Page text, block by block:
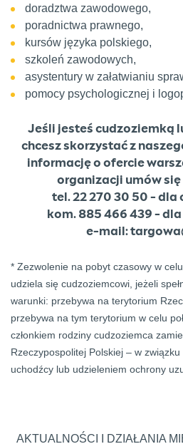
doradztwa zawodowego,
poradnictwa prawnego,
kursów języka polskiego,
szkoleń zawodowych,
asystentury w załatwianiu
pomocy psychologicznej i
Jeśli jesteś cudzoziemką
chcesz skorzystać z
informację o ofercie
organizacji umów
tel. 22 270 30 50 - dla
kom. 885 466 439 -
e-mail:
* Zezwolenie na pobyt czasowy w
udziela się cudzoziemcowi, jeżeli
warunki: przebywa na terytorium
przebywa na tym terytorium w celu
członkiem rodziny cudzoziemca
Rzeczypospolitej Polskiej – w
uchodźcy lub udzieleniem ochrony
AKTUALNOŚCI I DZIAŁANIA